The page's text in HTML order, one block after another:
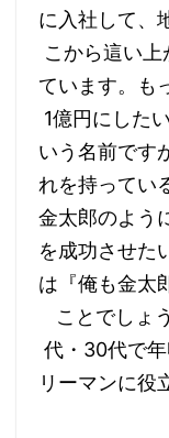
に入社して、
こから這い
ています。も
1億円にした
いう名前です
れを持ってい
金太郎のよう
を成功させた
は『俺も金太
ことでしょ
代・30代で
リーマンに役